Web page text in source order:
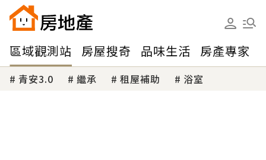
區域觀測站 房屋搜奇 品味生活 房產專家
青安3.0 繼承 租屋補助 浴室